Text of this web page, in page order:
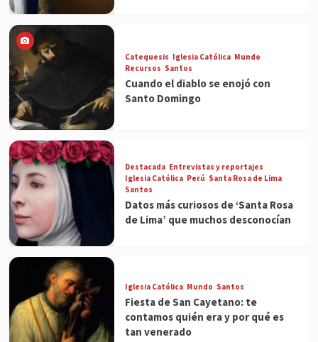
Catequesis Iglesia Católica Mundo
Recursos Santos
Cuando el diablo se enojó con
Santo Domingo
Destacada Entrevistas y reportajes
Iglesia Católica Perú Santa Rosa de Lima
Santos
Datos más curiosos de ‘Santa Rosa
de Lima’ que muchos desconocían
Iglesia Católica Mundo Santos
Fiesta de San Cayetano: te
contamos quién era y por qué es
tan venerado